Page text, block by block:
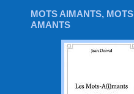
MOTS AIMANTS, MOTS
AMANTS